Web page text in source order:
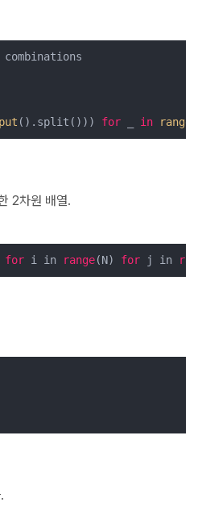
combinations
().split())) for in range
2차원 배열.
for i in range(N) for j in